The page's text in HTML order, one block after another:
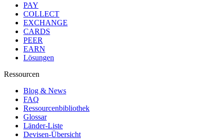
PAY
COLLECT
EXCHANGE
CARDS
PEER
EARN
Lösungen
Ressourcen
Blog & News
FAQ
Ressourcenbibliothek
Glossar
Länder-Liste
Devisen-Übersicht